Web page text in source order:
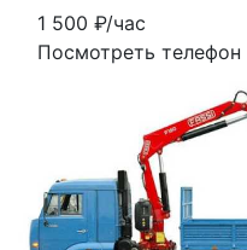
1 500 ₽/час
Посмотреть телефон